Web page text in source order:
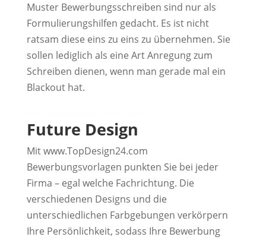
Muster Bewerbungsschreiben sind nur als
Formulierungshilfen gedacht. Es ist nicht
ratsam diese eins zu eins zu übernehmen. Sie
sollen lediglich als eine Art Anregung zum
Schreiben dienen, wenn man gerade mal ein
Blackout hat.
Future Design
Mit www.TopDesign24.com
Bewerbungsvorlagen punkten Sie bei jeder
Firma – egal welche Fachrichtung. Die
verschiedenen Designs und die
unterschiedlichen Farbgebungen verkörpern
Ihre Persönlichkeit, sodass Ihre Bewerbung